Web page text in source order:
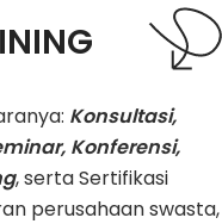
Konsultasi,
Konferensi,
, serta Sertifikasi
perusahaan swasta,